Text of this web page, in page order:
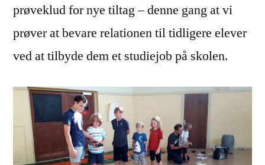
prøveklud for nye tiltag – denne gang at vi
prøver at bevare relationen til tidligere elever
ved at tilbyde dem et studiejob på skolen.